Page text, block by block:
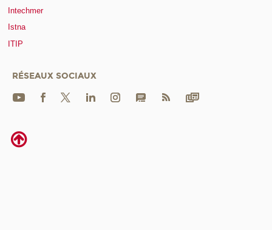
Intechmer
Istna
ITIP
RÉSEAUX SOCIAUX